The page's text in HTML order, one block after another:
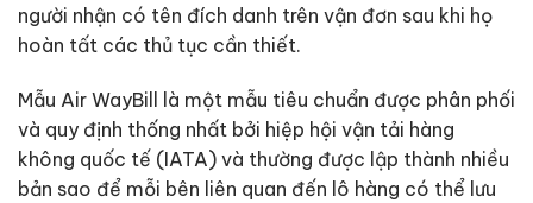
người nhận có tên đích danh trên vận đơn sau khi họ
hoàn tất các thủ tục cần thiết.
Mẫu Air WayBill là một mẫu tiêu chuẩn được phân phối
và quy định thống nhất bởi hiệp hội vận tải hàng
không quốc tế (IATA) và thường được lập thành nhiều
bản sao để mỗi bên liên quan đến lô hàng có thể lưu